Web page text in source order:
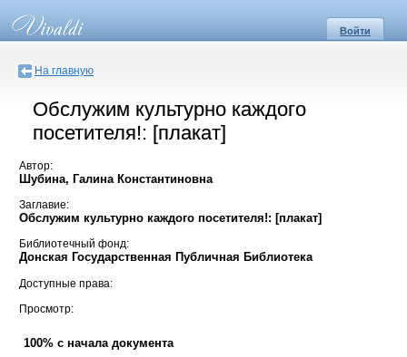
Войти
На главную
Обслужим культурно каждого
посетителя!: [плакат]
Автор:
Шубина, Галина Константиновна
Заглавие:
Обслужим культурно каждого посетителя!: [плакат]
Библиотечный фонд:
Донская Государственная Публичная Библиотека
Доступные права:
Просмотр:
100% с начала документа